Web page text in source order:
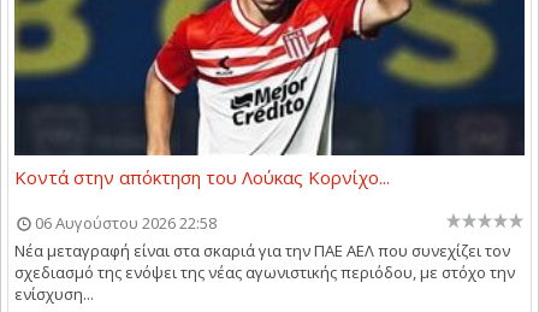
Κοντά στην απόκτηση του Λούκας Κορνίχο...
06 Αυγούστου 2026 22:58
Νέα μεταγραφή είναι στα σκαριά για την ΠΑΕ ΑΕΛ που συνεχίζει τον
σχεδιασμό της ενόψει της νέας αγωνιστικής περιόδου, με στόχο την
ενίσχυση...